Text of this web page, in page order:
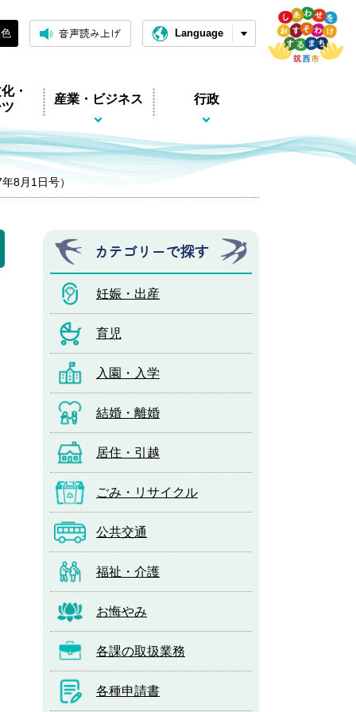
音声読み上げ Language
・
産業・ビジネス 行政
8月1日号）
カテゴリーで探す
妊娠・出産
育児
入園・入学
結婚・離婚
居住・引越
ごみ・リサイクル
公共交通
福祉・介護
お悔やみ
各課の取扱業務
各種申請書